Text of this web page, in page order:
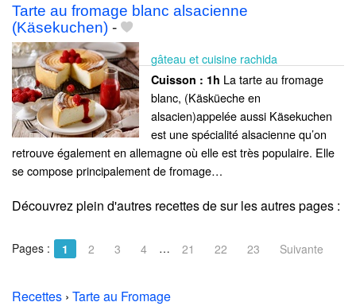
Tarte au fromage blanc alsacienne
(Käsekuchen) -
gâteau et cuisine rachida
Cuisson : 1h La tarte au fromage
blanc, (Käsküeche en
alsacien)appelée aussi Käsekuchen
est une spécialité alsacienne qu’on
retrouve également en allemagne où elle est très populaire. Elle
se compose principalement de fromage…
Découvrez plein d'autres recettes desur les autres pages :
Pages : 1 2 3 4 … 21 22 23 Suivante
Recettes › Tarte au Fromage